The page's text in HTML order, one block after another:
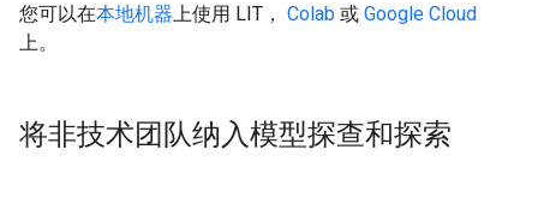
您可以在本地机器 上使用 LIT， Colab 或 Google Cloud
上。
将非技术团队纳入模型探查和探索